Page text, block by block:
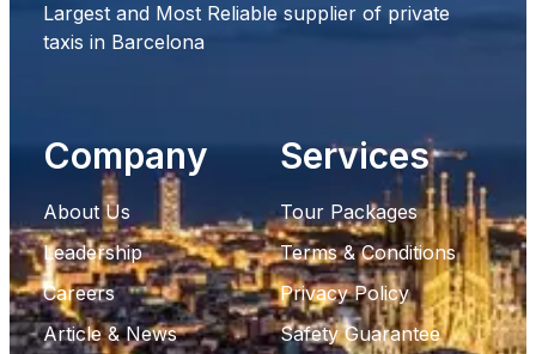
Largest and Most Reliable supplier of private
taxis in Barcelona
Company
About Us
Leadership
Careers
Article & News
Services
Tour Packages
Terms & Conditions
Privacy Policy
Safety Guarantee